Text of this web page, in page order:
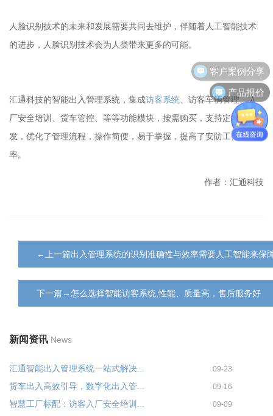
人脸识别技术的未来和发展需要共同去维护，伴随着人工智能技术
的进步，人脸识别技术会为人类带来更多的可能。
汇通科技的智能出入管理系统，集成访客系统 、访客车辆管理、入
厂安全培训、货车管控、等等功能模块，按需购买，支持定制开
发，优化了管理流程，操作简便，易于掌握，提高了安防工作的效
率。
作者：汇通科技
←上一篇出入管理系统的识别准确性与效率需要人工智能来保
下一篇→怎么选择智能访客系统,性能、质量高，售后服务好
新闻资讯 News
汇通智能出入管理系统一站式解决... 09-23
货车出入高效引导，数字化出入管... 09-16
智慧工厂标配：访客入厂安全培训... 09-09
客户案例分享
产品报价